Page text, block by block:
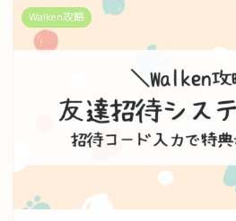
Walken攻略